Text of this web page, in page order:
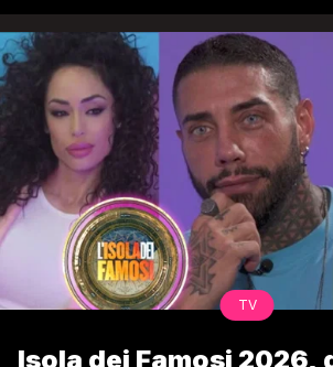
TV
Isola dei Famosi 2026,